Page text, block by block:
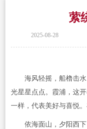
萦
2025-08-28
海风轻摇，船橹击水
光星星点点。霞浦，这
一样，代表美好与喜悦
依海面山，夕阳西下